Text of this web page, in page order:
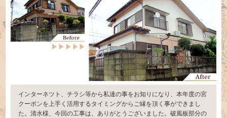
インターネツト、チラシ等から私達の事をお知りになり、本年度の宮
クーポンを上手く活用するタイミングからご縁を頂く事ができまし
た。清水様、今回の工事は、ありがとうございました。破風板部分の